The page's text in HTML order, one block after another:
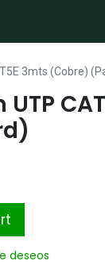
3mts (Cobre)
deseos